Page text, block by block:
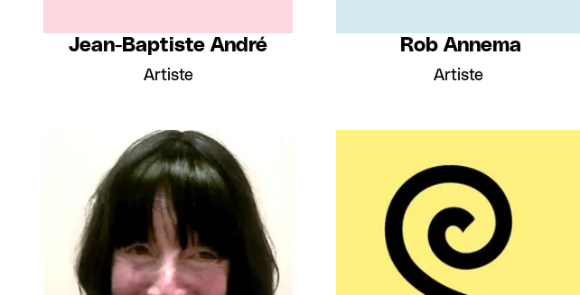
Jean-Baptiste André
Artiste
Rob Annema
Artiste